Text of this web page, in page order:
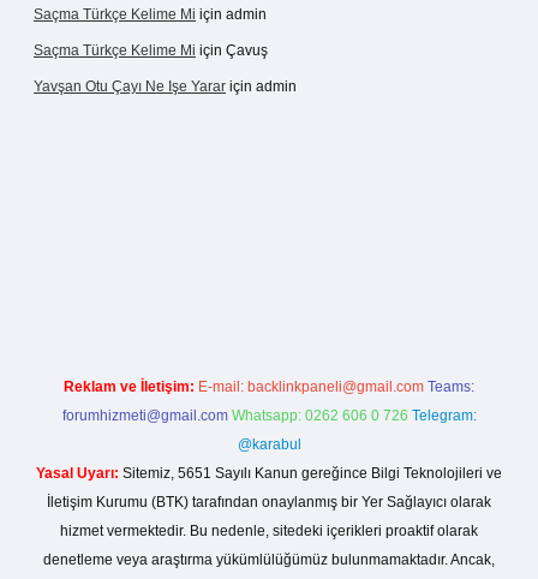
Saçma Türkçe Kelime Mi için admin
Saçma Türkçe Kelime Mi için Çavuş
Yavşan Otu Çayı Ne Işe Yarar için admin
Reklam ve İletişim: E-mail: backlinkpaneli@gmail.com Teams:
forumhizmeti@gmail.com Whatsapp: 0262 606 0 726 Telegram:
@karabul
Yasal Uyarı: Sitemiz, 5651 Sayılı Kanun gereğince Bilgi Teknolojileri ve
İletişim Kurumu (BTK) tarafından onaylanmış bir Yer Sağlayıcı olarak
hizmet vermektedir. Bu nedenle, sitedeki içerikleri proaktif olarak
denetleme veya araştırma yükümlülüğümüz bulunmamaktadır. Ancak,